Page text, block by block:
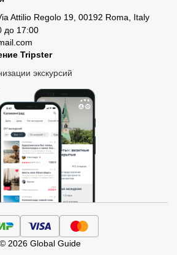
Attilio Regolo 19, 00192 Roma, Italy
до 17:00
Tripster
экскурсий
© 2026 Global Guide